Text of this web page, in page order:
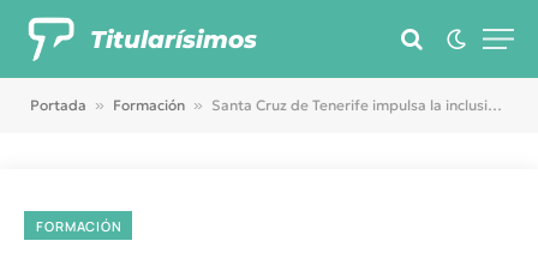
Titularísimos
Portada » Formación » Santa Cruz de Tenerife impulsa la inclusión social a través del proyecto ‘ImpresionaT CirculARTE’
FORMACIÓN